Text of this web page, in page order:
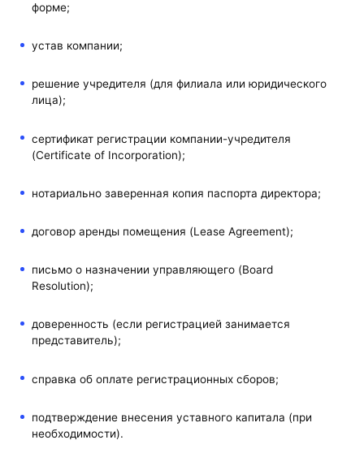
форме;
устав компании;
решение учредителя (для филиала или юридического
лица);
сертификат регистрации компании-учредителя
(Certificate of Incorporation);
нотариально заверенная копия паспорта директора;
договор аренды помещения (Lease Agreement);
письмо о назначении управляющего (Board
Resolution);
доверенность (если регистрацией занимается
представитель);
справка об оплате регистрационных сборов;
подтверждение внесения уставного капитала (при
необходимости).